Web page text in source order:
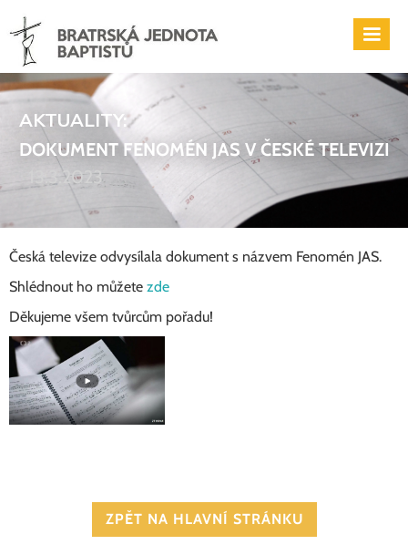
AKTUALITY:
DOKUMENT FENOMÉN JAS V ČESKÉ TELEVIZI
13.3.2023
Česká televize odvysílala dokument s názvem Fenomén JAS.
Shlédnout ho můžete zde
Děkujeme všem tvůrcům pořadu!
ZPĚT NA HLAVNÍ STRÁNKU